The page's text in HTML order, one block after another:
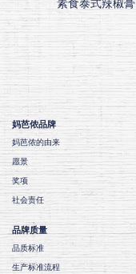
妈芭侬品牌
妈芭侬的由来
愿景
奖项
社会责任
品牌质量
品质标准
生产标准流程